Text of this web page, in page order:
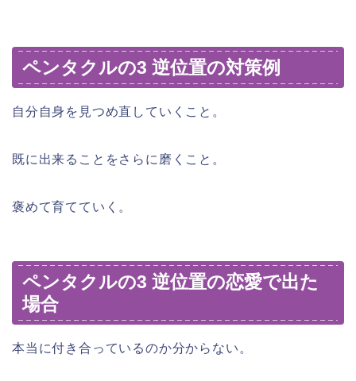
ペンタクルの3 逆位置の対策例
自分自身を見つめ直していくこと。
既に出来ることをさらに磨くこと。
褒めて育てていく。
ペンタクルの3 逆位置の恋愛で出た
場合
本当に付き合っているのか分からない。